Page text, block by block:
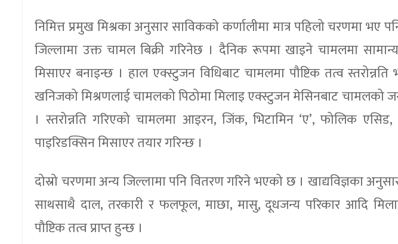
निमित्त प्रमुख मिश्रका अनुसार साविकको कर्णालीमा मात्र पहिलो चरणमा भए
जिल्लामा उक्त चामल बिक्री गरिनेछ । दैनिक रूपमा खाइने चामलमा
मिसाएर बनाइन्छ । हाल एक्स्टुजन विधिबाट चामलमा पौष्टिक तत्व
खनिजको मिश्रणलाई चामलको पिठोमा मिलाइ एक्स्टुजन मेसिनबाट चामलको
। स्तरोन्नति गरिएको चामलमा आइरन, जिंक, भिटामिन ‘ए’, फोलिक एसिड,
पाइरिडक्सिन मिसाएर तयार गरिन्छ ।
दोस्रो चरणमा अन्य जिल्लामा पनि वितरण गरिने भएको छ । खाद्यविज्ञका
साथसाथै दाल, तरकारी र फलफूल, माछा, मासु, दूधजन्य परिकार आदि
पौष्टिक तत्व प्राप्त हुन्छ ।